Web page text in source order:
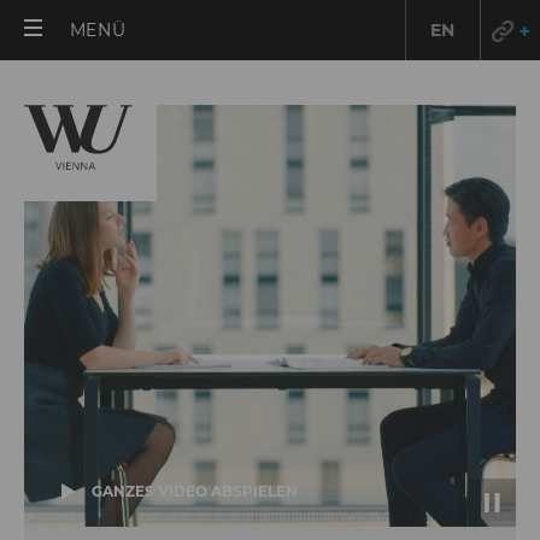
MENÜ EN
Überblick
GANZES VIDEO ABSPIELEN
INTROVIDEO
(VIMEO)